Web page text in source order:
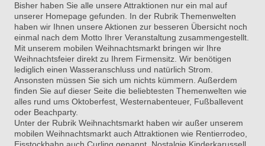
Bisher haben Sie alle unsere Attraktionen nur ein mal auf
unserer Homepage gefunden. In der Rubrik Themenwelten
haben wir Ihnen unsere Aktionen zur besseren Übersicht noch
einmal nach dem Motto Ihrer Veranstaltung zusammengestellt.
Mit unserem mobilen Weihnachtsmarkt bringen wir Ihre
Weihnachtsfeier direkt zu Ihrem Firmensitz. Wir benötigen
lediglich einen Wasseranschluss und natürlich Strom.
Ansonsten müssen Sie sich um nichts kümmern. Außerdem
finden Sie auf dieser Seite die beliebtesten Themenwelten wie
alles rund ums Oktoberfest, Westernabenteuer, Fußballevent
oder Beachparty.
Unter der Rubrik Weihnachtsmarkt haben wir außer unserem
mobilen Weihnachtsmarkt auch Attraktionen wie Rentierrodeo,